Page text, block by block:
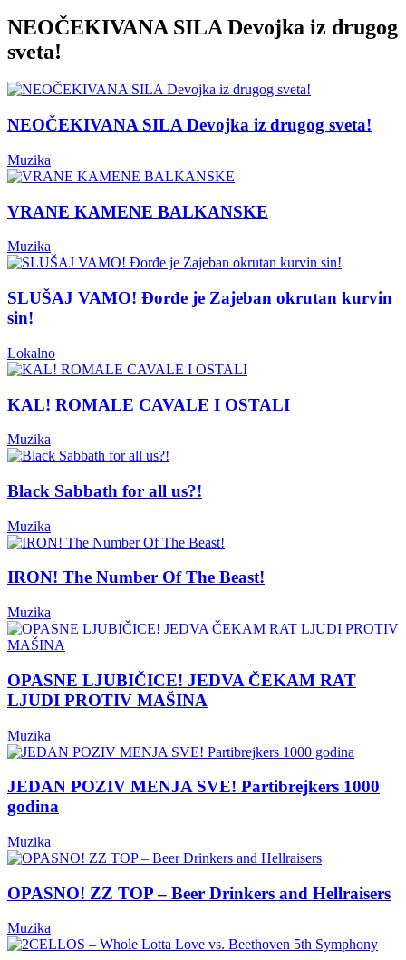
NEOČEKIVANA SILA Devojka iz drugog
sveta!
NEOČEKIVANA SILA Devojka iz drugog sveta!
Muzika
VRANE KAMENE BALKANSKE
Muzika
SLUŠAJ VAMO! Đorđe je Zajeban okrutan kurvin
sin!
Lokalno
KAL! ROMALE CAVALE I OSTALI
Muzika
Black Sabbath for all us?!
Muzika
IRON! The Number Of The Beast!
Muzika
OPASNE LJUBIČICE! JEDVA ČEKAM RAT
LJUDI PROTIV MAŠINA
Muzika
JEDAN POZIV MENJA SVE! Partibrejkers 1000
godina
Muzika
OPASNO! ZZ TOP – Beer Drinkers and Hellraisers
Muzika